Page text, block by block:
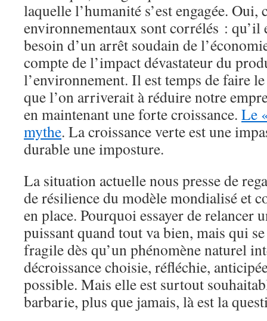
laquelle l’humanité s’est engagée. Oui,
environnementaux sont corrélés : qu’il
besoin d’un arrêt soudain de
compte de l’impact dévastateur du
l’environnement. Il est temps de faire
que l’on arriverait à réduire notre
en maintenant une forte croissance. Le
mythe. La croissance verte est une
durable une imposture.
La situation actuelle nous presse de
de résilience du modèle mondialisé et
en place. Pourquoi essayer de relancer
puissant quand tout va bien, mais qui
fragile dès qu’un phénomène naturel
décroissance choisie, réfléchie,
possible. Mais elle est surtout
barbarie, plus que jamais, là est la